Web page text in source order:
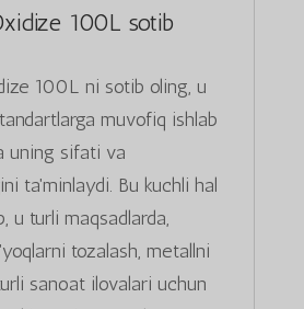
100L sotib
100L ni sotib oling, u
muvofiq ishlab
uning sifati va
ta'minlaydi. Bu kuchli hal
u turli maqsadlarda,
tozalash, metallni
sanoat ilovalari uchun